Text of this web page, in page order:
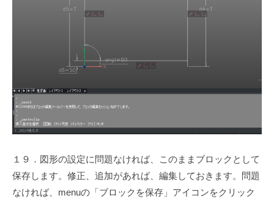
１９．図形の設定に問題なければ、このままブロックとして
保存します。修正、追加があれば、編集しておきます。問題
なければ、menuの「ブロックを保存」アイコンをクリック